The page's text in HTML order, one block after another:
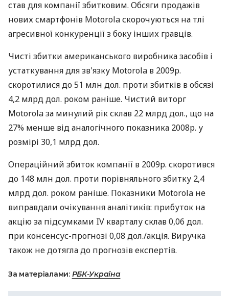
став для компанії збитковим. Обсяги продажів
нових смартфонів Motorola скорочуються на тлі
агресивної конкуренції з боку інших гравців.
Чисті збитки американського виробника засобів і
устаткування для зв'язку Motorola в 2009р.
скоротилися до 51 млн дол. проти збитків в обсязі
4,2 млрд дол. роком раніше. Чистий виторг
Motorola за минулий рік склав 22 млрд дол., що на
27% менше від аналогічного показника 2008р. у
розмірі 30,1 млрд дол.
Операційний збиток компанії в 2009р. скоротився
до 148 млн дол. проти порівняльного збитку 2,4
млрд дол. роком раніше. Показники Motorola не
виправдали очікування аналітиків: прибуток на
акцію за підсумками IV кварталу склав 0,06 дол.
при консенсус-прогнозі 0,08 дол./акція. Виручка
також не дотягла до прогнозів експертів.
За матеріалами: РБК-Україна